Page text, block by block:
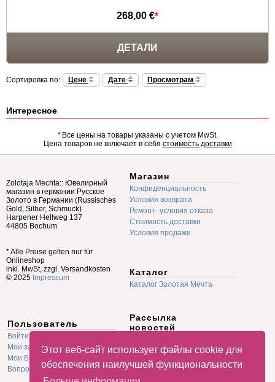
Этот веб-сайт использует файлы cookie для
обеспечения наилучшей функциональности
268,00 €*
ДЕТАЛИ
Сортировка по: Цене Дате Просмотрам
Интересное
*Все цены на товары указаны с учетом MwSt.
Цена товаров не включает в себя стоимость доставки
Zolotaja Mechta:: Ювелирный
магазин в германии Русское
Золото в Германии (Russisches
Gold, Silber, Schmuck)
Harpener Hellweg 137
44805 Bochum
* Alle Preise gelten nur für
Onlineshop
inkl. MwSt, zzgl. Versandkosten
© 2025 Impressum
Магазин
Конфиденциальность
Условия возврата
Ремонт- условия отказа
Стоимость доставки
Условия продажи
Каталог
Каталог Золотая Мечта
Пользователь
Войти
Мои заказы
Мои Баллы
Вопрос-Ответ F.A.Q.
Рассылка
новостей
E-mail